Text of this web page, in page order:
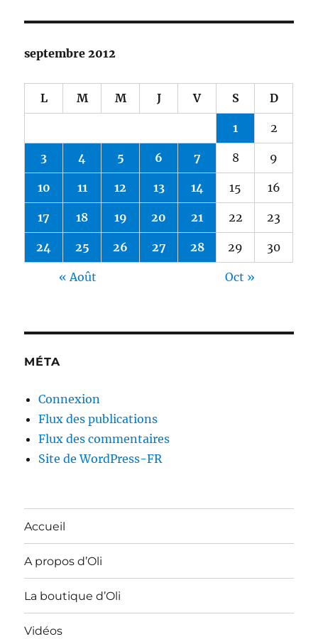
septembre 2012
L M M J V S D
1 2
3 4 5 6 7 8 9
10 11 12 13 14 15 16
17 18 19 20 21 22 23
24 25 26 27 28 29 30
« Août Oct »
MÉTA
Connexion
Flux des publications
Flux des commentaires
Site de WordPress-FR
Accueil
A propos d’Oli
La boutique d’Oli
Vidéos